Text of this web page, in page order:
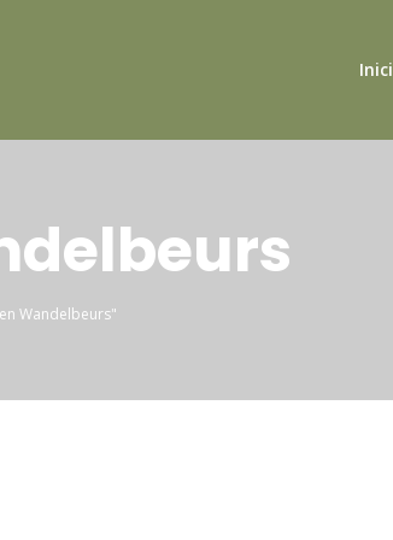
Wandelbeurs"